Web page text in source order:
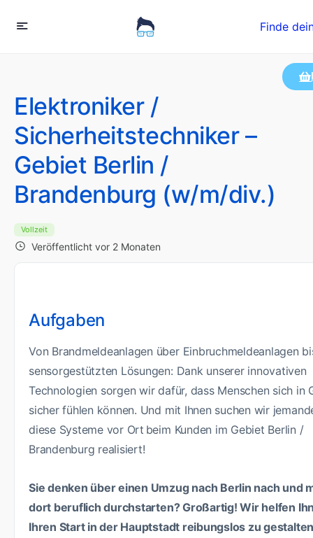
Finde
Elektroniker /
Sicherheitstechniker –
Gebiet Berlin /
Brandenburg (w/m/div.)
Vollzeit
Veröffentlicht vor 2 Monaten
Aufgaben
Von Brandmeldeanlagen über Einbruchmeldeanlagen
sensorgestützten Lösungen: Dank unserer innovativen
Technologien sorgen wir dafür, dass Menschen sich in
sicher fühlen können. Und mit Ihnen suchen wir
diese Systeme vor Ort beim Kunden im Gebiet Berlin /
Brandenburg realisiert!
Sie denken über einen Umzug nach Berlin nach und
dort beruflich durchstarten? Großartig! Wir helfen
Ihren Start in der Hauptstadt reibungslos zu